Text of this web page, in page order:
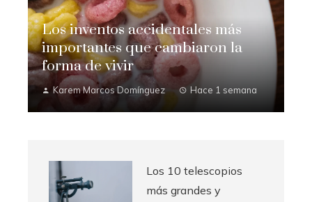
Los inventos accidentales más
importantes que cambiaron la
forma de vivir
Karem Marcos Domínguez Hace 1 semana
Los 10 telescopios
más grandes y